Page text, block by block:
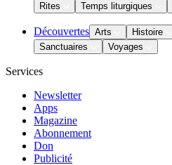
Rites
Temps liturgiques
Découvertes Arts Histoire
Sanctuaires
Voyages
Services
Newsletter
Apps
Magazine
Abonnement
Don
Publicité